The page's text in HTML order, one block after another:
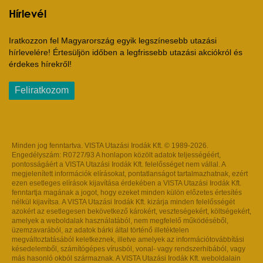
Hírlevél
Iratkozzon fel Magyarország egyik legszínesebb utazási
hírlevelére! Értesüljön időben a legfrissebb utazási akciókról és
érdekes hírekről!
Feliratkozom
Minden jog fenntartva. VISTA Utazási Irodák Kft. © 1989-2026.
Engedélyszám: R0727/93 A honlapon közölt adatok teljességéért,
pontosságáért a VISTA Utazási Irodák Kft. felelősséget nem vállal. A
megjelenített információk elírásokat, pontatlanságot tartalmazhatnak, ezért
ezen esetleges elírások kijavítása érdekében a VISTA Utazási Irodák Kft.
fenntartja magának a jogot, hogy ezeket minden külön előzetes értesítés
nélkül kijavítsa. A VISTA Utazási Irodák Kft. kizárja minden felelősségét
azokért az esetlegesen bekövetkező károkért, veszteségekért, költségekért,
amelyek a weboldalak használatából, nem megfelelő működéséből,
üzemzavarából, az adatok bárki által történő illetéktelen
megváltoztatásából keletkeznek, illetve amelyek az információtovábbítási
késedelemből, számítógépes vírusból, vonal- vagy rendszerhibából, vagy
más hasonló okból származnak. A VISTA Utazási Irodák Kft. weboldalain